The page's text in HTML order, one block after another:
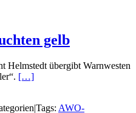
gelb
Helmstedt übergibt Warnwesten
[…]
|Tags: AWO-